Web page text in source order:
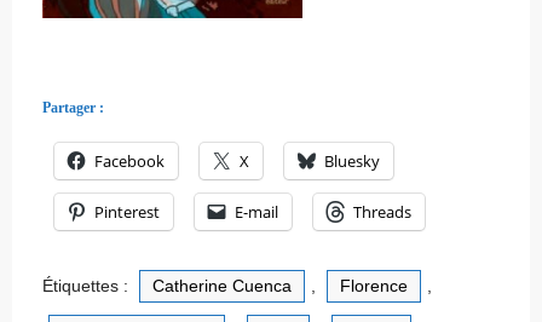
Partager :
Facebook X Bluesky
Pinterest E-mail Threads
Étiquettes : Catherine Cuenca Florence